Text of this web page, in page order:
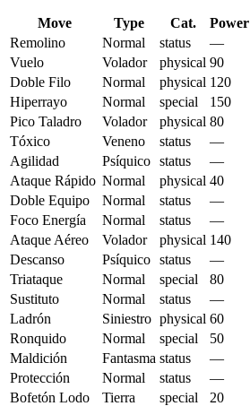
Move Type Cat. Power
Remolino
Normal status —
Vuelo
Volador physical 90
Doble Filo
Normal physical 120
Hiperrayo
Normal special 150
Pico Taladro
Volador physical 80
Tóxico
Veneno status —
Agilidad
Psíquico status —
Ataque Rápido Normal physical 40
Doble Equipo
Normal status —
Foco Energía
Normal status —
Ataque Aéreo
Volador physical 140
Descanso
Psíquico status —
Triataque
Normal special 80
Sustituto
Normal status —
Ladrón
Siniestro physical 60
Ronquido
Normal special 50
Maldición
Fantasma status —
Protección
Normal status —
Bofetón Lodo
Tierra special 20